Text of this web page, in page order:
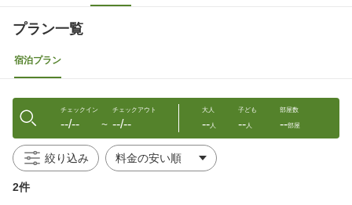
プラン一覧
宿泊プラン
チェックイン
--/-- 〜
チェックアウト
--/--
大人
--人
子ども
--人
部屋数
--部屋
絞り込み
2件